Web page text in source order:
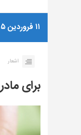
۱۱ فروردین ۱۳۹۵
اشعار
برای مادر